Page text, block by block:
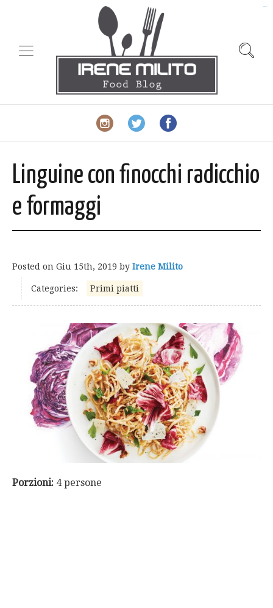
Linguine con finocchi radicchio
e formaggi
Posted on Giu 15th, 2019 by Irene Milito
Categories: Primi piatti
Porzioni: 4 persone